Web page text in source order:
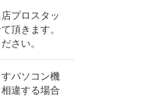
プロスタッ
頂きます。
さい。
パソコン機
違する場合